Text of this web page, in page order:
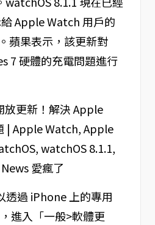
Apple Watch 用戶的
蘋果表示，該更新對
7 硬體的充電問題進行
透過 iPhone 上的專用
進入「一般>軟體更